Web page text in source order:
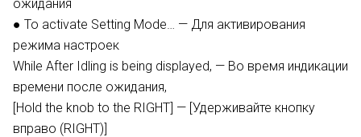
ожидания
● To activate Setting Mode… — Для активирования
режима настроек
While After Idling is being displayed, — Во время индикации
времени после ожидания,
[Hold the knob to the RIGHT] — [Удерживайте кнопку
вправо (RIGHT)]